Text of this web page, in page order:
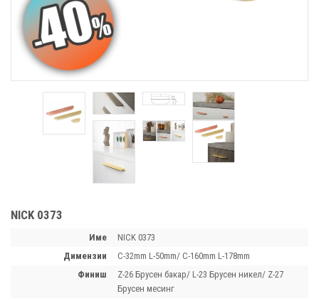
NICK 0373
Име
NICK 0373
димензии
C-32mm L-50mm/ C-160mm L-178mm
финиш
Z-26 Брусен бакар/ L-23 Брусен никел/ Z-27
Брусен месинг